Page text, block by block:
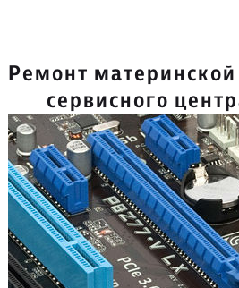
Ремонт
сервисного